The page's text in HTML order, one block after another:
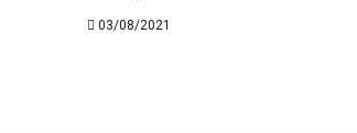
03/08/2021